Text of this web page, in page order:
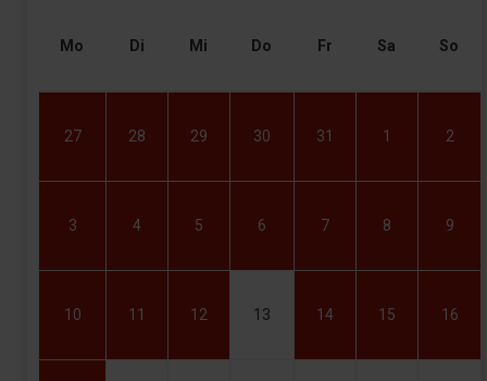
Mo Di Mi Do Fr Sa So
27 28 29 30 31 1 2
3 4 5 6 7 8 9
10 11 12 13 14 15 16